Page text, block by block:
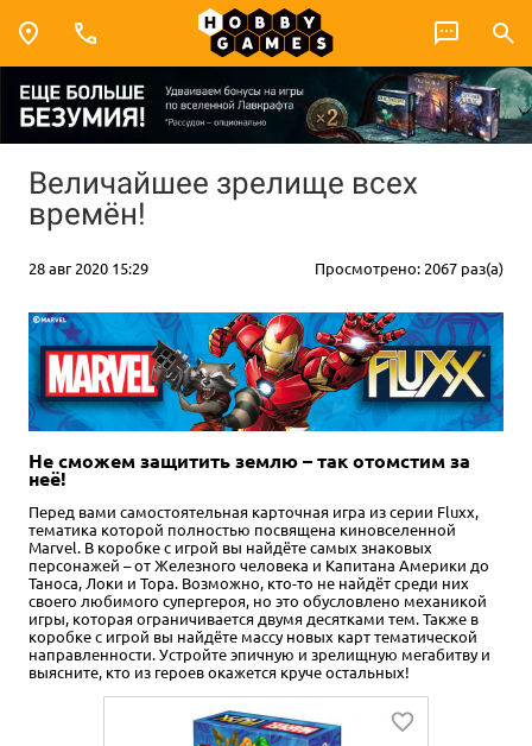
Величайшее зрелище всех
времён!
28 авг 2020 15:29 Просмотрено: 2067 раз(а)
Не сможем защитить землю – так отомстим за
неё!
Перед вами самостоятельная карточная игра из серии Fluxx,
тематика которой полностью посвящена киновселенной
Marvel. В коробке с игрой вы найдёте самых знаковых
персонажей – от Железного человека и Капитана Америки до
Таноса, Локи и Тора. Возможно, кто-то не найдёт среди них
своего любимого супергероя, но это обусловлено механикой
игры, которая ограничивается двумя десятками тем. Также в
коробке с игрой вы найдёте массу новых карт тематической
направленности. Устройте эпичную и зрелищную мегабитву и
выясните, кто из героев окажется круче остальных!